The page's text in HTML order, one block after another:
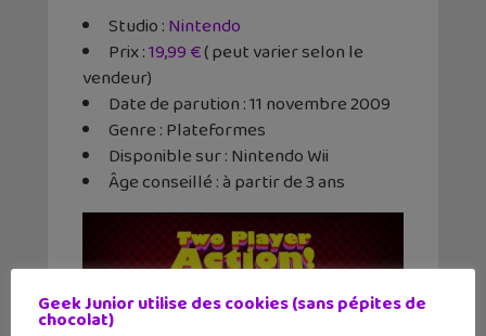
Studio :Nintendo
Prix :19,99 €( peut varier selon le
vendeur)
Date de parution : 11 novembre 2009
Genre : Plateformes
Disponible sur : Nintendo Wii
Âge conseillé : à partir de 3 ans
Geek Junior utilise des cookies (sans pépites de
chocolat)